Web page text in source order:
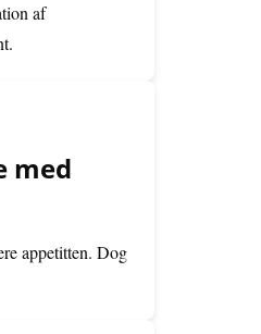
af
med
appetitten. Dog